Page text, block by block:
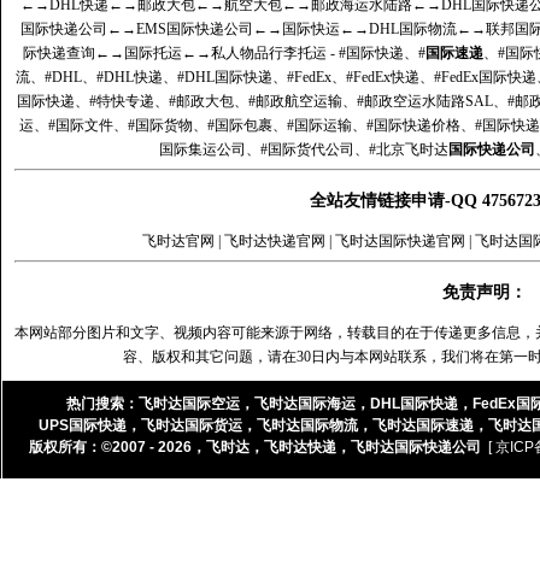
←→DHL快递 ←→邮政大包←→航空大包←→邮政海运水陆路←→DHL国际快递
国际快递公司 ←→EMS国际快递公司 ←→ 国际快运←→DHL国际物流←→联邦国
际快递查询 ←→ 国际托运←→私人物品行李托运 - #国际快递、#国际速递、#国际
流、#DHL、#DHL快递、#DHL国际快递、#FedEx、#FedEx快递、#FedEx国际快
国际快递、#特快专递、#邮政大包、#邮政航空运输、#邮政空运水陆路SAL、#
运、#国际文件、#国际货物、#国际包裹、#国际运输、#国际快递价格、#国际快
国际集运公司、#国际货代公司、#北京飞时达国际快递公司
全站友情链接申请-QQ
飞时达官网 飞时达快递官网 飞时达国际快递官网 飞时达国
免责声明：
本网站部分图片和文字、视频内容可能来源于网络，转载目的在于传递更多信息
容、版权和其它问题，请在30日内与本网站联系，我们将在第一
热门搜索： 飞时达国际空运 ， 飞时达国际海运 ， DHL国际快递 ， FedEx国
UPS国际快递 ， 飞时达国际货运 ， 飞时达国际物流， 飞时达国际速递 ， 飞时达
版权所有：©2007 - 2026， 飞时达， 飞时达快递， 飞时达国际快递公司 [ 京ICP